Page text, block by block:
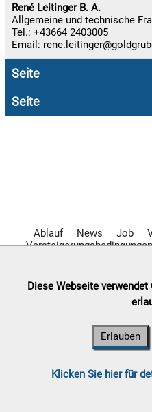

07.08:
07.08:
René Leitinger B. A.
Allgemeine und technische
Tel.: +43664 2403005
Email: rene.leitinger
Seite
Seite
Ablauf News Job
Versteigerungsbedingungen
Diese Webseite
Erlauben
Klicken Sie hier für